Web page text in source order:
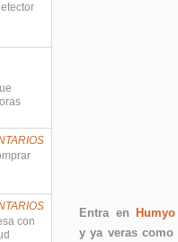
Entra en
Humyo
y ya veras como
con